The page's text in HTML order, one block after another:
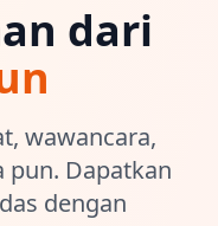
dari
wawancara,
pun. Dapatkan
dengan